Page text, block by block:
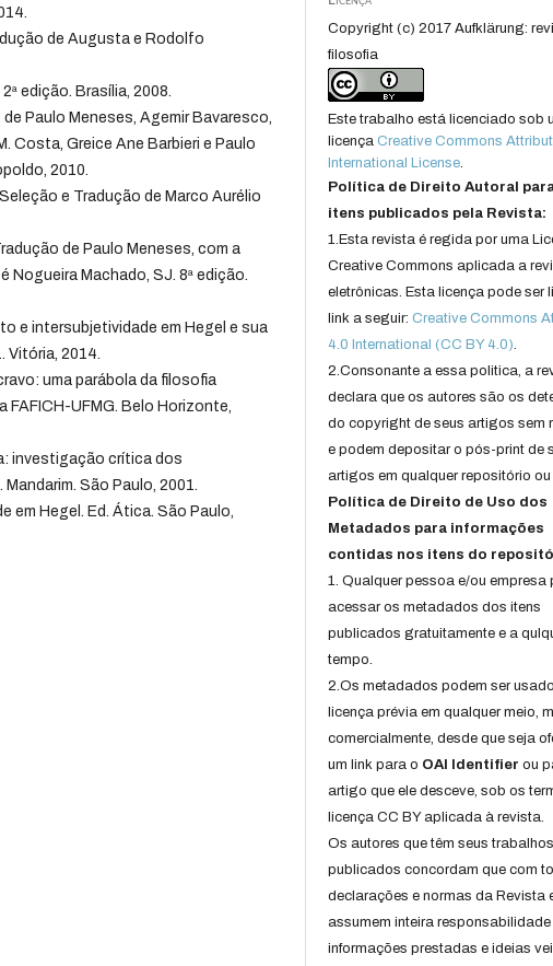
de Augusta e Rodolfo
edição. Brasília, 2008.
de Paulo Meneses, Agemir Bavaresco,
Costa, Greice Ane Barbieri e Paulo
2010.
e Tradução de Marco Aurélio
de Paulo Meneses, com a
Machado, SJ. 8ª edição.
e intersubjetividade em Hegel e sua
Vitória, 2014.
uma parábola da filosofia
UFMG. Belo Horizonte,
investigação crítica dos
São Paulo, 2001.
em Hegel. Ed. Ática. São Paulo,
Copyright (c) 2017 Aufklärung:
filosofia
Este trabalho está licenciado sob
licençaCreative Commons
International License.
Política de Direito Autoral
itens publicados pela Revista:
1.Esta revista é regida por uma
Creative Commons aplicada a
eletrônicas. Esta licença pode ser
link a seguir:Creative Commons
4.0 International (CC BY 4.0).
2.Consonante a essa politica, a
declara que os autores são os
do copyright de seus artigos sem
e podem depositar o pós-print de
artigos em qualquer repositório ou
Política de Direito de Uso dos
Metadados para informações
contidas nos itens do
1. Qualquer pessoa e/ou empresa
acessar os metadados dos itens
publicados gratuitamente e a
tempo.
2.Os metadados podem ser
licença prévia em qualquer meio,
comercialmente, desde que seja
um link para o OAI Identifier ou
artigo que ele desceve, sob os
licença CC BY aplicada à revista.
Os autores que têm seus trabalhos
publicados concordam que com
declarações e normas da Revista
assumem inteira responsabilidade
informações prestadas e ideias